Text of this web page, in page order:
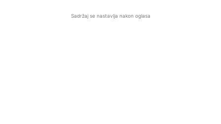
Sadržaj se nastavlja nakon oglasa